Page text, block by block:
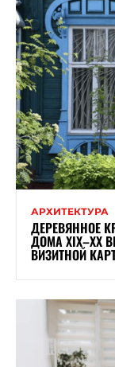
АРХИТЕКТУРА
ДЕРЕВЯННОЕ
ДОМА XIX–XX
ВИЗИТНОЙ